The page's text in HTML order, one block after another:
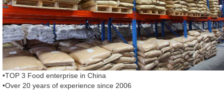
•TOP 3 Food enterprise in China
•Over 20 years of experience since 2006